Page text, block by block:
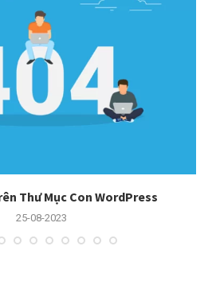
Thư Mục Con WordPress
25-08-2023